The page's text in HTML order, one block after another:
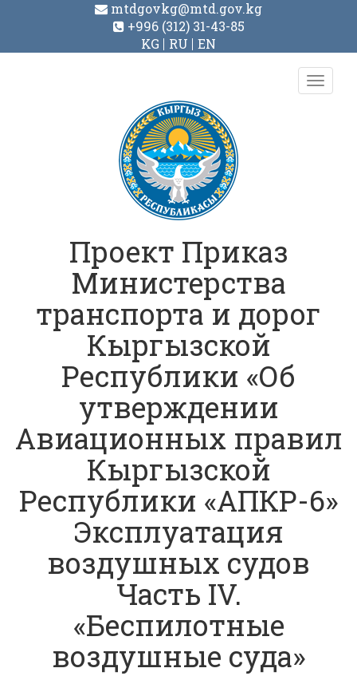
mtdgovkg@mtd.gov.kg
+996 (312) 31-43-85
KG
RU EN
Toggle
Проект Приказ
Министерства
транспорта и дорог
Кыргызской
Республики «Об
утверждении
Авиационных правил
Кыргызской
Республики «АПКР-6»
Эксплуатация
воздушных судов
Часть IV.
«Беспилотные
воздушные суда»